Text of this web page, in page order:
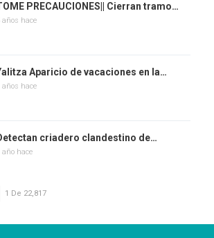
PRECAUCIONES|| Cierran tramo…
años hace
Aparicio de vacaciones en la…
años hace
criadero clandestino de…
año hace
1 De 22,817